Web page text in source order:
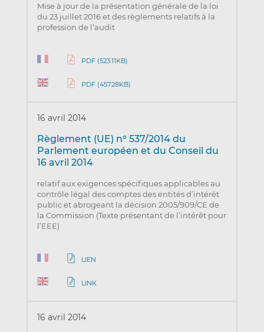
Mise à jour de la présentation générale de la loi
du 23 juillet 2016 et des règlements relatifs à la
profession de l’audit
PDF (523.11KB)
PDF (457.28KB)
16 avril 2014
Règlement (UE) n° 537/2014 du
Parlement européen et du Conseil du
16 avril 2014
relatif aux exigences spécifiques applicables au
contrôle légal des comptes des entités d’intérêt
public et abrogeant la décision 2005/909/CE de
la Commission (Texte présentant de l’intérêt pour
l’EEE)
LIEN
LINK
16 avril 2014